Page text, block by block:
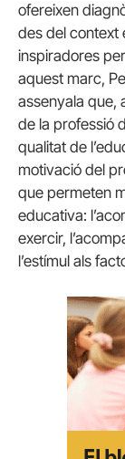
ofereixen
des del context
inspiradores
aquest marc,
assenyala que,
de la professió
qualitat de
motivació del
que permeten
educativa:
exercir,
l’estímul als